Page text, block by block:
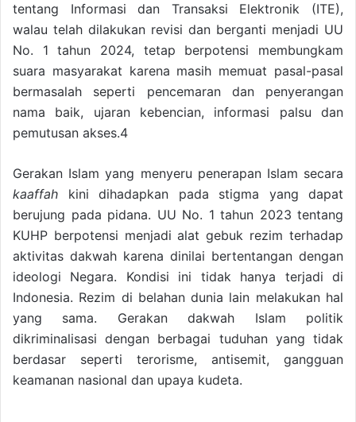
tentang Informasi dan Transaksi Elektronik (ITE),
walau telah dilakukan revisi dan berganti menjadi UU
No. 1 tahun 2024, tetap berpotensi membungkam
suara masyarakat karena masih memuat pasal-pasal
bermasalah seperti pencemaran dan penyerangan
nama baik, ujaran kebencian, informasi palsu dan
pemutusan akses.4
Gerakan Islam yang menyeru penerapan Islam secara
kaaffah kini dihadapkan pada stigma yang dapat
berujung pada pidana. UU No. 1 tahun 2023 tentang
KUHP berpotensi menjadi alat gebuk rezim terhadap
aktivitas dakwah karena dinilai bertentangan dengan
ideologi Negara. Kondisi ini tidak hanya terjadi di
Indonesia. Rezim di belahan dunia lain melakukan hal
yang sama. Gerakan dakwah Islam politik
dikriminalisasi dengan berbagai tuduhan yang tidak
berdasar seperti terorisme, antisemit, gangguan
keamanan nasional dan upaya kudeta.